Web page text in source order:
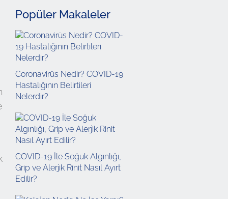
Popüler Makaleler
Coronavirüs Nedir? COVID-19
Hastalığının Belirtileri
Nelerdir?
COVID-19 İle Soğuk Algınlığı,
Grip ve Alerjik Rinit Nasıl Ayırt
Edilir?